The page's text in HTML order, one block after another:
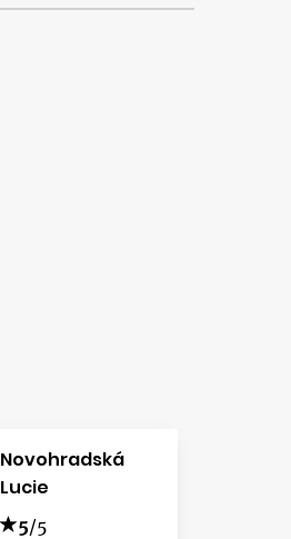
Novohradská
Lucie
5/5